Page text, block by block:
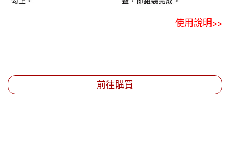
使用說明>>
前往購買